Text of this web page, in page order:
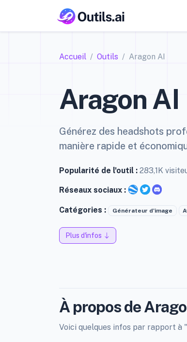
Accueil Outils Aragon AI
Aragon AI
Générez des headshots
manière rapide et
Popularité de l'outil : 283,1K
Réseaux sociaux :
Catégories : Générateur d'image
Plus d'infos
À propos de
Voici quelques infos par rapport à